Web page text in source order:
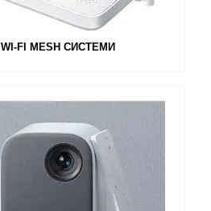
WI-FI MESH СИСТЕМИ